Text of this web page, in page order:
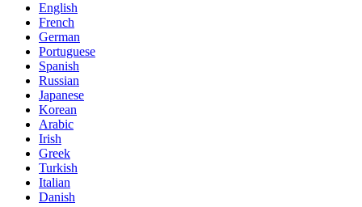
English
French
German
Portuguese
Spanish
Russian
Japanese
Korean
Arabic
Irish
Greek
Turkish
Italian
Danish